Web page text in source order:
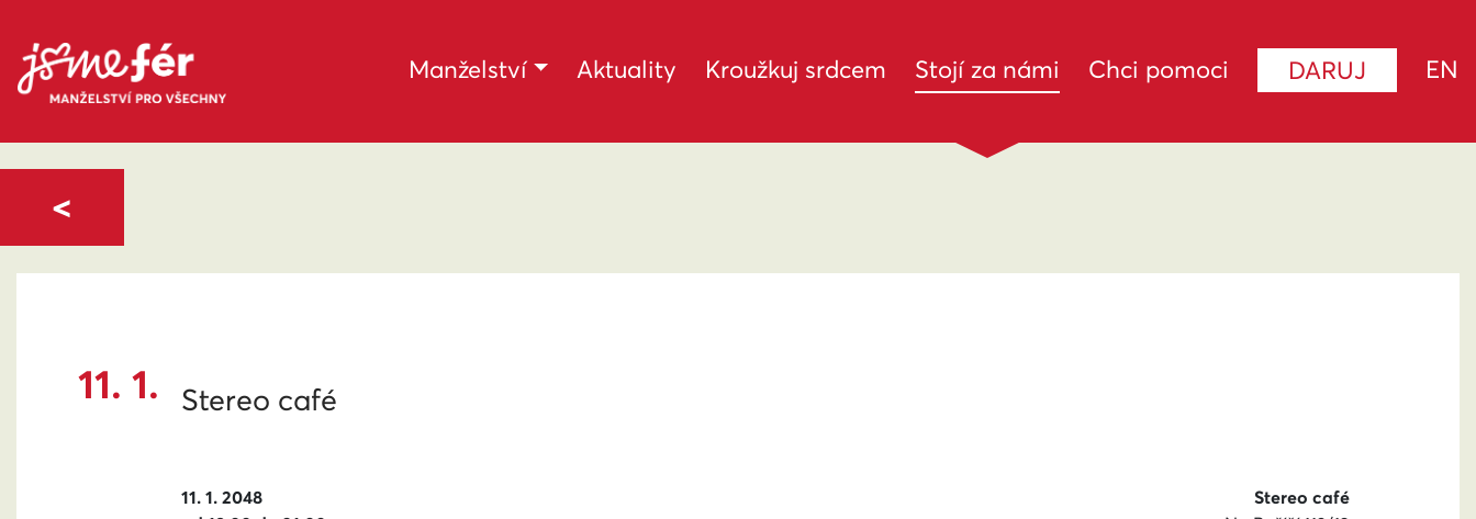
Manželství Aktuality Kroužkuj srdcem Stojí za námi (current)
Chci pomoci DARUJ EN
11. 1. Stereo café
11. 1. 2048
Stereo café
<